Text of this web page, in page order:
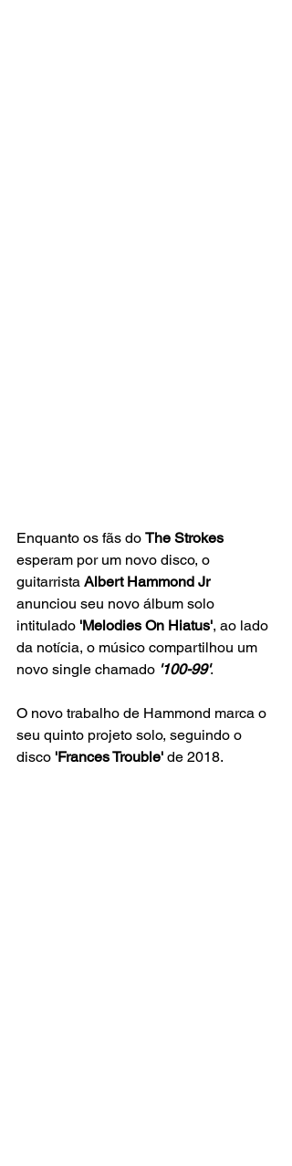
Enquanto os fãs do The Strokes
esperam por um novo disco, o
guitarrista Albert Hammond Jr
anunciou seu novo álbum solo
intitulado 'Melodies On Hiatus', ao lado
da notícia, o músico compartilhou um
novo single chamado '100-99'.
O novo trabalho de Hammond marca o
seu quinto projeto solo, seguindo o
disco 'Frances Trouble' de 2018.